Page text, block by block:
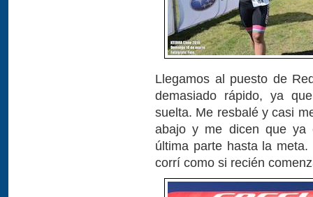
Llegamos al puesto de
demasiado rápido, ya
suelta. Me resbalé y casi
abajo y me dicen que ya
última parte hasta la
corrí como si recién